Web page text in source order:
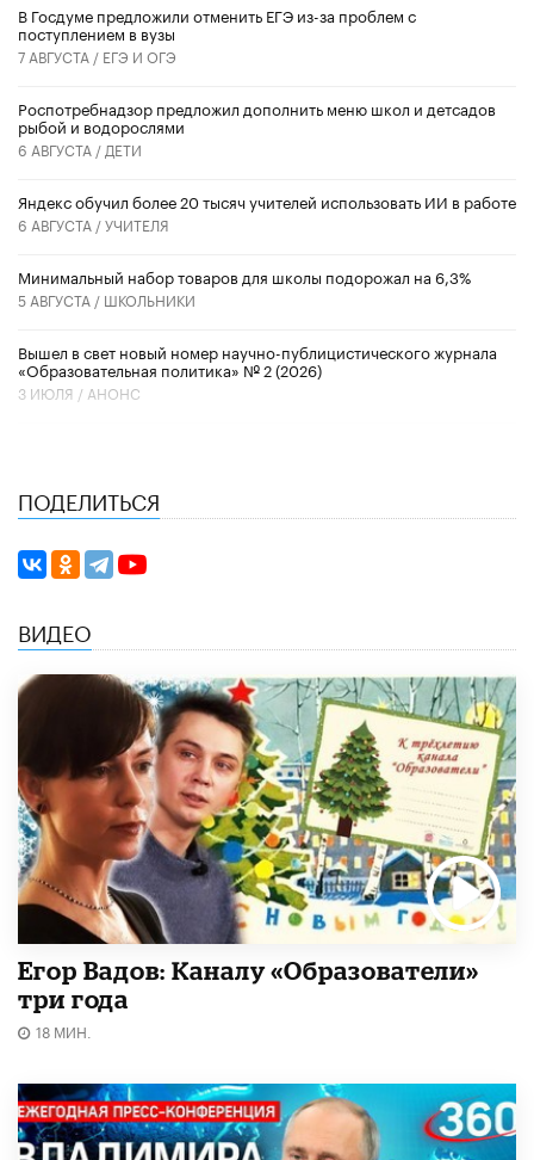
В Госдуме предложили отменить ЕГЭ из-за проблем с
поступлением в вузы
7 АВГУСТА / ЕГЭ И ОГЭ
Роспотребнадзор предложил дополнить меню школ и детсадов
рыбой и водорослями
6 АВГУСТА / ДЕТИ
​Яндекс обучил более 20 тысяч учителей использовать ИИ в работе
6 АВГУСТА /УЧИТЕЛЯ
Минимальный набор товаров для школы подорожал на 6,3%
5 АВГУСТА / ШКОЛЬНИКИ
Вышел в свет новый номер научно-публицистического журнала
«Образовательная политика» № 2 (2026)
3 ИЮЛЯ / АНОНС
ПОДЕЛИТЬСЯ
ВИДЕО
Егор Вадов: Каналу «Образователи»
три года
18 МИН.